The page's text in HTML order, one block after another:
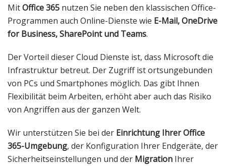
MitOffice 365 nutzen Sie neben den klassischen Office-
Programmen auch Online-Dienste wie E-Mail, OneDrive
for Business, SharePoint und Teams.
Der Vorteil dieser Cloud Dienste ist, dass Microsoft die
Infrastruktur betreut. Der Zugriff ist ortsungebunden
von PCs und Smartphones möglich. Das gibt Ihnen
Flexibilität beim Arbeiten, erhöht aber auch das Risiko
von Angriffen aus der ganzen Welt.
Wir unterstützen Sie bei der Einrichtung Ihrer Office
365-Umgebung, der Konfiguration Ihrer Endgeräte, der
Sicherheitseinstellungen und der Migration Ihrer